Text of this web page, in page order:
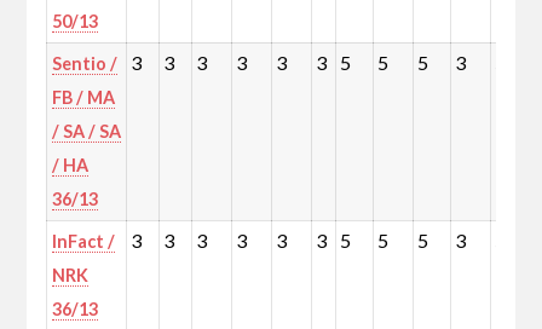
50/13
Sentio /
FB / MA
/ SA / SA
/ HA
36/13
3 3 3 3 3 3 5 5 5 3
InFact /
NRK
36/13
3 3 3 3 3 3 5 5 5 3